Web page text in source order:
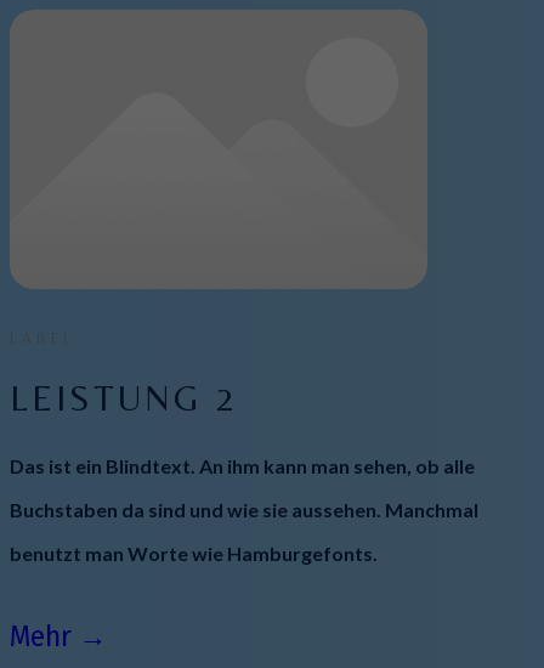
LABEL
LEISTUNG 2
Das ist ein Blindtext. An ihm kann man sehen, ob alle
Buchstaben da sind und wie sie aussehen. Manchmal
benutzt man Worte wie Hamburgefonts.
Mehr →